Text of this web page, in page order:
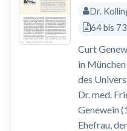
Dr.
64 bis 73
Curt
in
des
Dr. med.
Genewein
Ehefrau,